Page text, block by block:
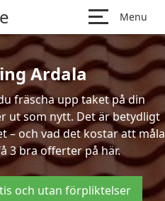
Menu
Ardala
fräscha upp taket på din
ut som nytt. Det är betydligt
– och vad det kostar att måla
3 bra offerter på här.
och utan förpliktelser